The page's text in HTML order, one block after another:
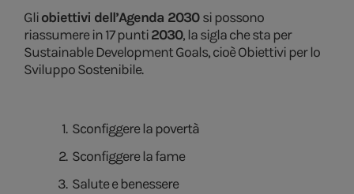
Gliobiettivi dell’Agenda 2030si possono
riassumere in 17 punti2030, la sigla che sta per
Sustainable Development Goals, cioè Obiettivi per lo
Sviluppo Sostenibile.
Sconfiggere la povertà
Sconfiggere la fame
Salute e benessere